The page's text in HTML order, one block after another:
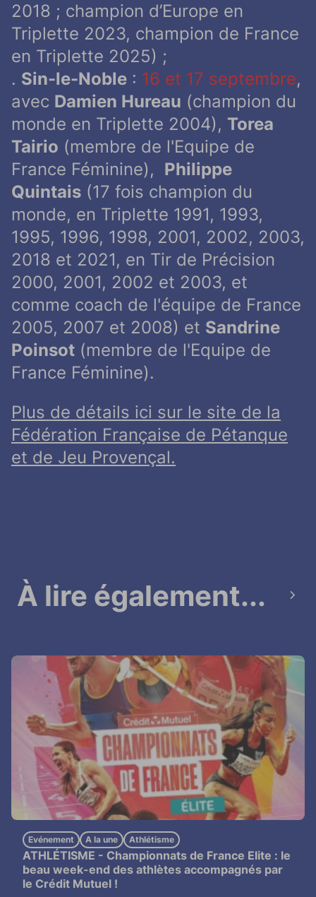
2018 ; champion d’Europe en
Triplette 2023, champion de France
en Triplette 2025) ;
. Sin-le-Noble : 16 et 17 septembre,
avec Damien Hureau (champion du
monde en Triplette 2004), Torea
Tairio (membre de l'Equipe de
France Féminine), Philippe
Quintais (17 fois champion du
monde, en Triplette 1991, 1993,
1995, 1996, 1998, 2001, 2002, 2003,
2018 et 2021, en Tir de Précision
2000, 2001, 2002 et 2003, et
comme coach de l'équipe de France
2005, 2007 et 2008) et Sandrine
Poinsot (membre de l'Equipe de
France Féminine).
Plus de détails ici sur le site de la
Fédération Française de Pétanque
et de Jeu Provençal.
À lire également... next_page
ATHLÉTISME - Championnats de France Elite : le
beau week-end des athlètes accompagnés par
le Crédit Mutuel !
Evénement A la une Athlétisme